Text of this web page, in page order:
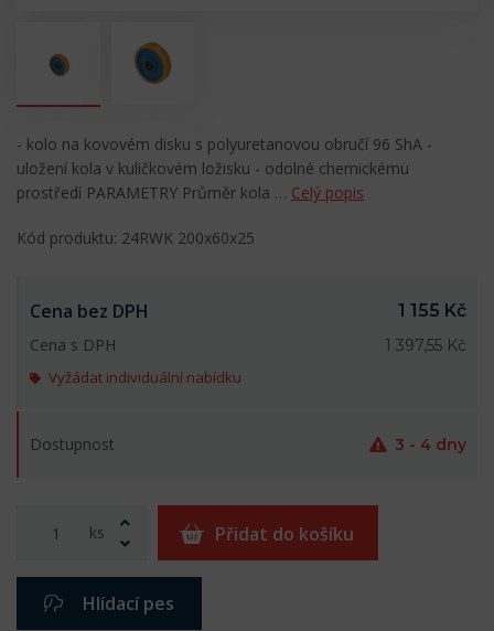
- kolo na kovovém disku s polyuretanovou obručí 96 ShA -
uložení kola v kuličkovém ložisku - odolné chemickému
prostředí PARAMETRY Průměr kola … Celý popis
Kód produktu: 24RWK 200x60x25
Cena bez DPH
1 155 Kč
Cena s DPH
1 397,55 Kč
Vyžádat individuální nabídku
Dostupnost 3 - 4 dny
ks Přidat do košíku
Hlídací pes